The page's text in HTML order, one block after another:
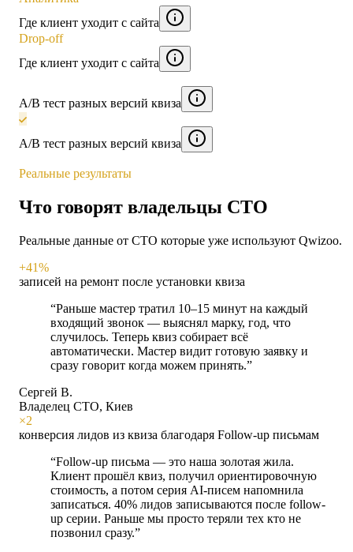
Где клиент уходит с сайта
Drop-off
Где клиент уходит с сайта
A/B тест разных версий квиза
A/B тест разных версий квиза
Реальные результаты
Что говорят владельцы СТО
Реальные данные от СТО которые уже используют Qwizoo.
+41%
записей на ремонт после установки квиза
“Раньше мастер тратил 10–15 минут на каждый
входящий звонок — выяснял марку, год, что
случилось. Теперь квиз собирает всё
автоматически. Мастер видит готовую заявку и
сразу говорит когда можем принять.”
Сергей В.
Владелец СТО, Киев
×2
конверсия лидов из квиза благодаря Follow-up письмам
“Follow-up письма — это наша золотая жила.
Клиент прошёл квиз, получил ориентировочную
стоимость, а потом серия AI-писем напомнила
записаться. 40% лидов записываются после follow-
up серии. Раньше мы просто теряли тех кто не
позвонил сразу.”